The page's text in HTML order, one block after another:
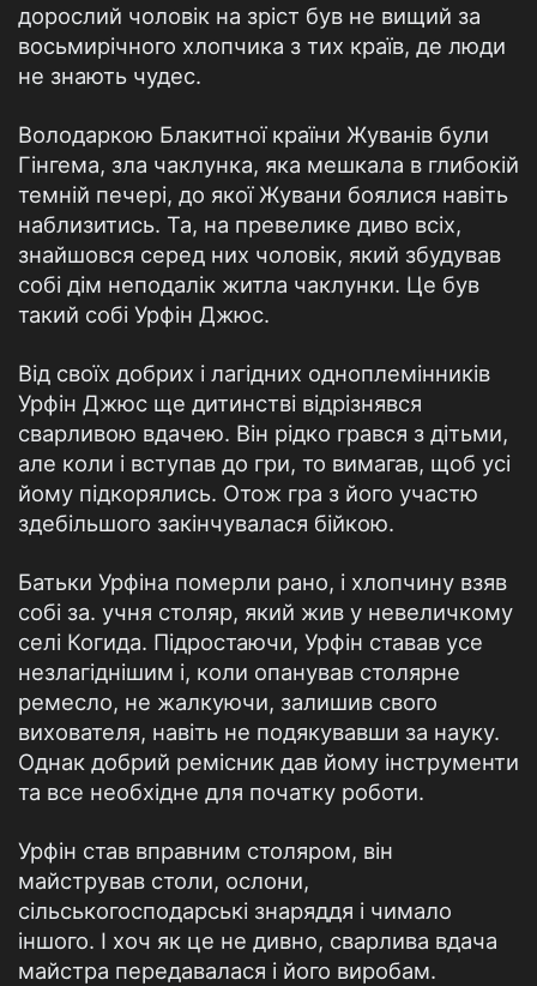
дорослий чоловік на зріст був не вищий за
восьмирічного хлопчика з тих країв, де люди
не знають чудес.
Володаркою Блакитної країни Жуванів були
Гінгема, зла чаклунка, яка мешкала в глибокій
темній печері, до якої Жувани боялися навіть
наблизитись. Та, на превелике диво всіх,
знайшовся серед них чоловік, який збудував
собі дім неподалік житла чаклунки. Це був
такий собі Урфін Джюс.
Від своїх добрих і лагідних одноплемінників
Урфін Джюс ще дитинстві відрізнявся
сварливою вдачею. Він рідко грався з дітьми,
але коли і вступав до гри, то вимагав, щоб усі
йому підкорялись. Отож гра з його участю
здебільшого закінчувалася бійкою.
Батьки Урфіна померли рано, і хлопчину взяв
собі за. учня столяр, який жив у невеличкому
селі Когида. Підростаючи, Урфін ставав усе
незлагіднішим і, коли опанував столярне
ремесло, не жалкуючи, залишив свого
вихователя, навіть не подякувавши за науку.
Однак добрий ремісник дав йому інструменти
та все необхідне для початку роботи.
Урфін став вправним столяром, він
майстрував столи, ослони,
сільськогосподарські знаряддя і чимало
іншого. І хоч як це не дивно, сварлива вдача
майстра передавалася і його виробам.